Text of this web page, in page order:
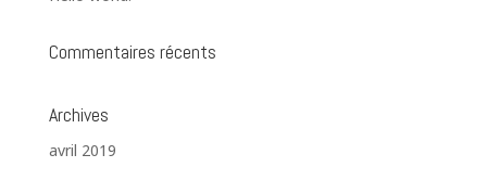
Commentaires récents
Archives
avril 2019